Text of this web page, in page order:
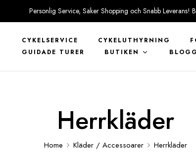
Personlig Service, Säker Shopping och Snabb Leverans!
CYKELSERVICE CYKELUTHYRNING
GUIDADE TURER
BUTIKEN BLOGG
Herrkläder
Home Kläder / Accessoarer Herrkläder